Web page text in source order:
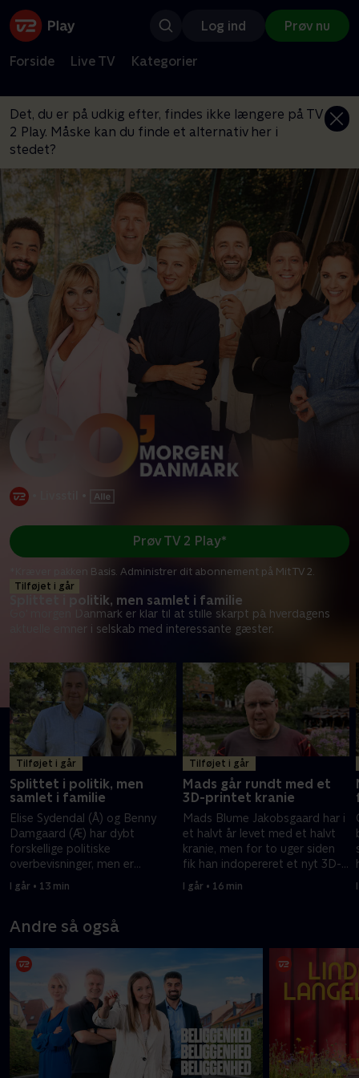
Log ind Prøv nu
Forside Live TV Kategorier
Det, du er på udkig efter, findes ikke længere på TV
2 Play. Måske kan du finde et alternativ her i
stedet?
Tilføjet i går
Splittet i politik, men samlet i familie
Go' morgen Danmark er klar til at stille skarpt på hverdagens
aktuelle emner i selskab med interessante gæster.
Prøv TV 2 Play*
*Kræver pakken Basis. Administrer dit abonnement på Mit TV 2.
Tilføjet i går
Splittet i politik, men
samlet i familie
Elise Sydendal (Å) og Benny
Damgaard (Æ) har dybt
forskellige politiske
overbevisninger, men er
samtidigt papfar og papdatter.
I går • 13 min
Tilføjet i går
Mads går rundt med et
3D-printet kranie
Mads Blume Jakobsgaard har i
et halvt år levet med et halvt
kranie, men for to uger siden
fik han indopereret et nyt 3D-
printet kranie.
I går • 16 min
Andre så også